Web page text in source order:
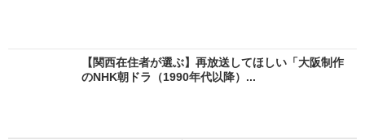
【関西在住者が選ぶ】再放送してほしい「大阪制作
のNHK朝ドラ（1990年代以降）...